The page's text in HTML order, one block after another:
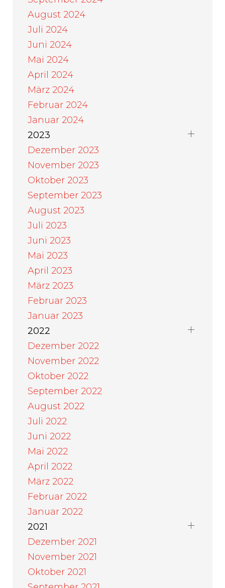
August 2024
Juli 2024
Juni 2024
Mai 2024
April 2024
März 2024
Februar 2024
Januar 2024
2023
Dezember 2023
November 2023
Oktober 2023
September 2023
August 2023
Juli 2023
Juni 2023
Mai 2023
April 2023
März 2023
Februar 2023
Januar 2023
2022
Dezember 2022
November 2022
Oktober 2022
September 2022
August 2022
Juli 2022
Juni 2022
Mai 2022
April 2022
März 2022
Februar 2022
Januar 2022
2021
Dezember 2021
November 2021
Oktober 2021